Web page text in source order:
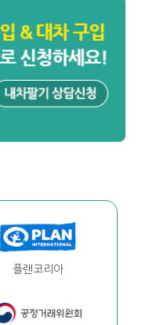
플랜코리아